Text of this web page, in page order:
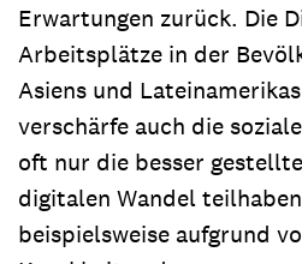
Erwartungen zurück. Die
Arbeitsplätze in der
Asiens und
verschärfe auch die
oft nur die besser
digitalen Wandel
beispielsweise aufgrund